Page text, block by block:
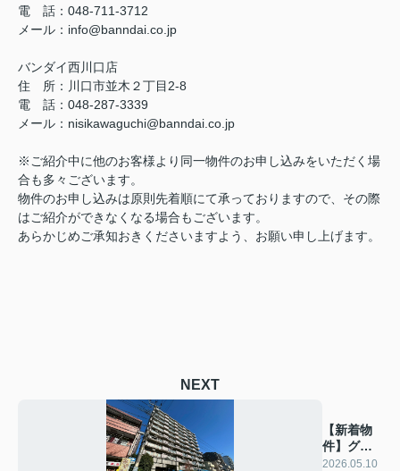
電 話：048-711-3712
メール：info@banndai.co.jp
バンダイ西川口店
住 所：川口市並木２丁目2-8
電 話：048-287-3339
メール：nisikawaguchi@banndai.co.jp
※ご紹介中に他のお客様より同一物件のお申し込みをいただく場
合も多々ございます。
物件のお申し込みは原則先着順にて承っておりますので、その際
はご紹介ができなくなる場合もございます。
あらかじめご承知おきくださいますよう、お願い申し上げます。
NEXT
【新着物
件】グラ
ンドール
2026.05.10